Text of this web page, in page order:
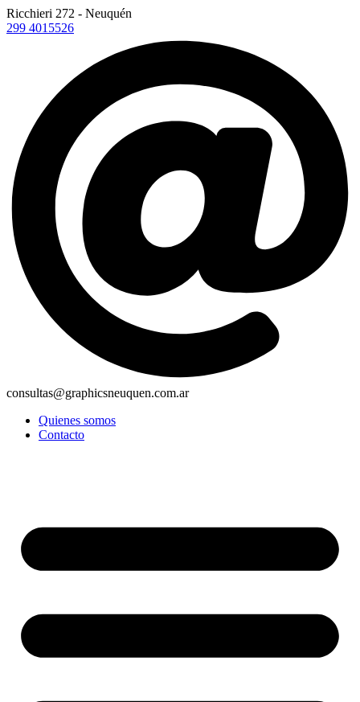
Ricchieri 272 - Neuquén
299 4015526
consultas@graphicsneuquen.com.ar
Quienes somos
Contacto